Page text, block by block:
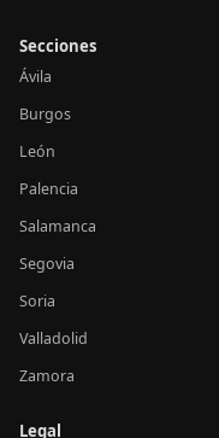
Secciones
Ávila
Burgos
León
Palencia
Salamanca
Segovia
Soria
Valladolid
Zamora
Legal